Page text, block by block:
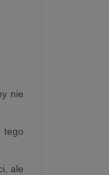
nie
tego
ale